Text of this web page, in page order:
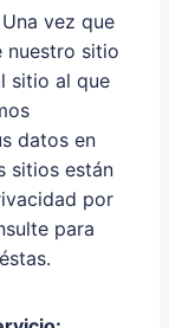
vez que
nuestro sitio
sitio al que
datos en
sitios están
por
para